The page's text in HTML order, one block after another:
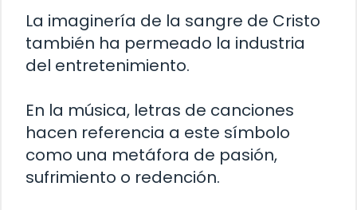
La imaginería de la sangre de Cristo
también ha permeado la industria
del entretenimiento.
En la música, letras de canciones
hacen referencia a este símbolo
como una metáfora de pasión,
sufrimiento o redención.